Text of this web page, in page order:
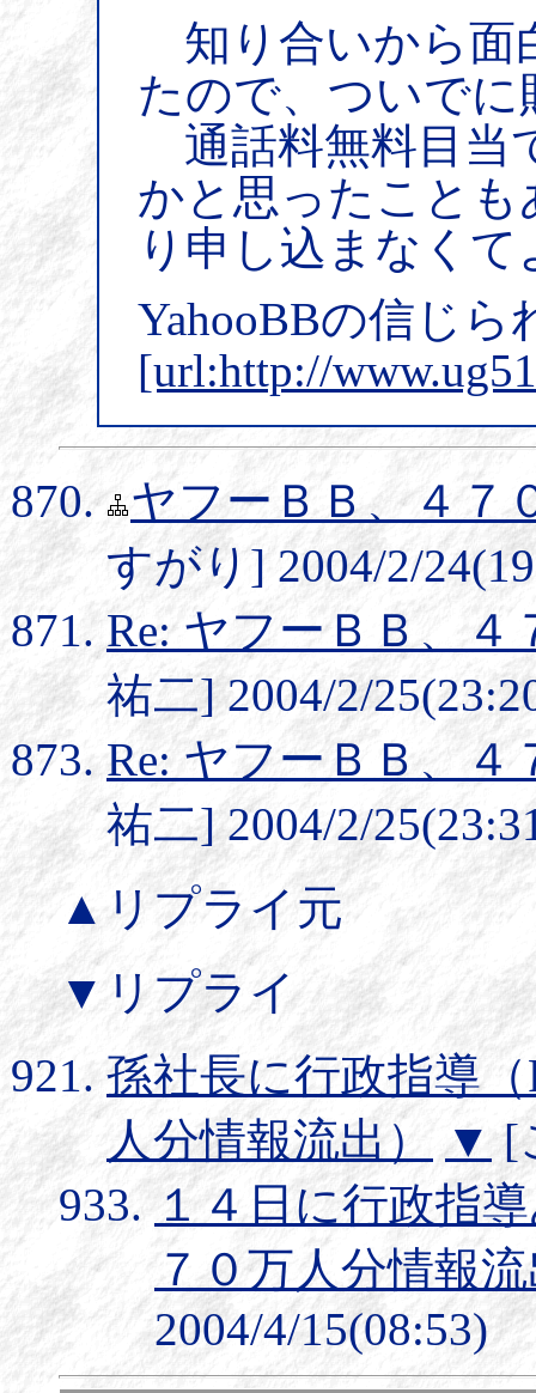
知り合いから面
たので、ついで
通話料無料目当
かと思ったこと
り申し込まなく
YahooBBの信じ
[url:http://
ヤフーＢＢ、４７
すがり] 2004/2/
Re: ヤフーＢＢ、４
祐二] 2004/2/
Re: ヤフーＢＢ、４
祐二] 2004/2/
▲リプライ元
▼リプライ
孫社長に行政指導
人分情報流出）
▼ [
１４日に行政指
７０万人分情報
2004/4/15(08:53)